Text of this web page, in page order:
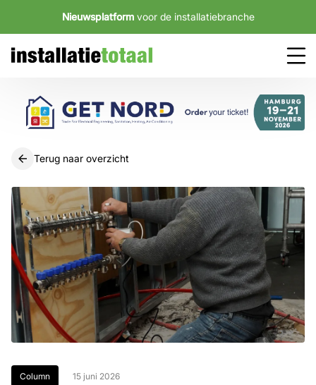
Nieuwsplatform voor de installatiebranche
Terug naar overzicht
Column 15 juni 2026